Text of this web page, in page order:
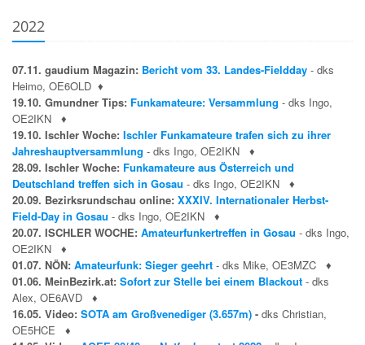
2022
07.11. gaudium Magazin: Bericht vom 33. Landes-Fieldday - dks
Heimo, OE6OLD ♦
19.10. Gmundner Tips: Funkamateure: Versammlung - dks Ingo,
OE2IKN
♦
19.10. Ischler Woche: Ischler Funkamateure trafen sich zu ihrer
Jahreshauptversammlung - dks Ingo, OE2IKN
♦
28.09. Ischler Woche: Funkamateure aus Österreich und
Deutschland treffen sich in Gosau - dks Ingo, OE2IKN
♦
20.09. Bezirksrundschau online: XXXIV. Internationaler Herbst-
Field-Day in Gosau - dks Ingo, OE2IKN
♦
20.07. ISCHLER WOCHE: Amateurfunkertreffen in Gosau - dks Ingo,
OE2IKN
♦
01.07. NÖN: Amateurfunk: Sieger geehrt - dks Mike, OE3MZC
♦
01.06. MeinBezirk.at: Sofort zur Stelle bei einem Blackout - dks
Alex, OE6AVD ♦
16.05. Video: SOTA am Großvenediger (3.657m) - dks Christian,
OE5HCE
♦